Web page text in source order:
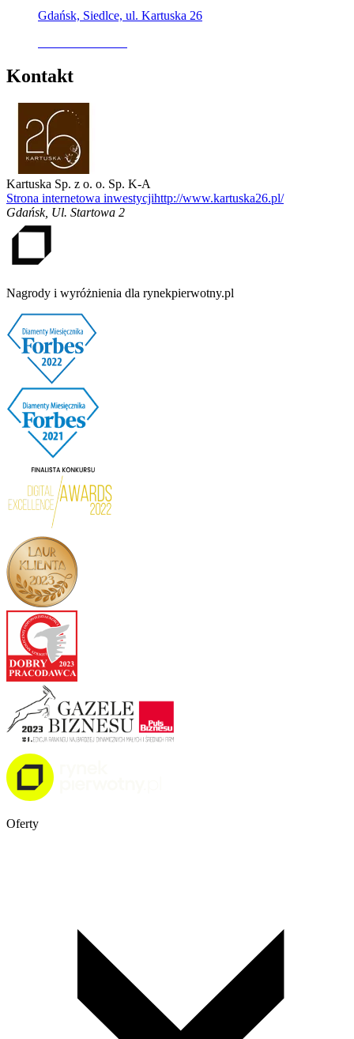
Gdańsk, Siedlce, ul. Kartuska 26
Kontakt
Kartuska Sp. z o. o. Sp. K-A
Strona internetowa inwestycjihttp://www.kartuska26.pl/
Gdańsk, Ul. Startowa 2
Nagrody i wyróżnienia dla rynekpierwotny.pl
Oferty